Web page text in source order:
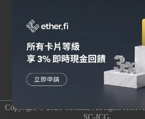
Grenade
關於我們
聯絡我們
錢包
Copyright © 2026 Grenade All rights
SC-ICG.